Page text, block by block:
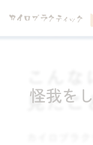
怪我を